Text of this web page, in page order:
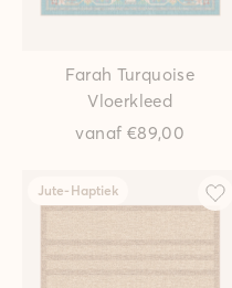
Farah Turquoise
Vloerkleed
vanaf €89,00
Jute-Haptiek